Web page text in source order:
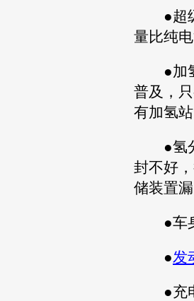
●超级
量比纯
●加氢
普及，
有加氢站
●氢分
封不好
储装置
●车身
●发
●充电